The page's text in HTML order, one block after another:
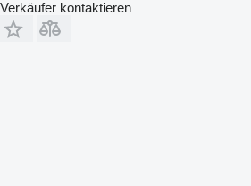
Verkäufer kontaktieren